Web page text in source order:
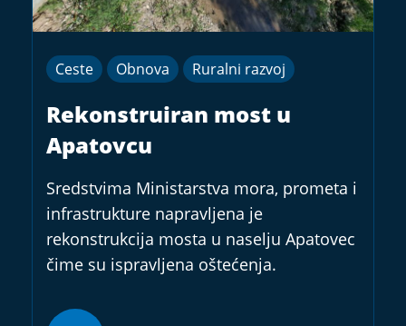
Ceste Obnova Ruralni razvoj
Rekonstruiran most u
Apatovcu
Sredstvima Ministarstva mora, prometa i
infrastrukture napravljena je
rekonstrukcija mosta u naselju Apatovec
čime su ispravljena oštećenja.